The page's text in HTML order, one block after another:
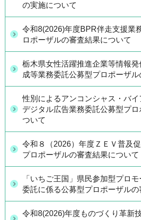
の実施について
令和8(2026)年度BPR伴走支援業
ロポーザルの審査結果について
栃木県女性活躍推進企業等情報
成等業務委託公募型プロポーザ
性別によるアンコンシャス・バ
デジタル広告業務委託公募型プ
ついて
令和８（2026）年度ＺＥＶ普及
プロポーザルの審査結果について
「いちご王国」県民参加型プロ
委託に係る公募型プロポーザル
令和8(2026)年度ものづくり革新